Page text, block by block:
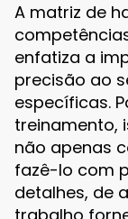
A matriz de
enfatiza a
precisão ao
específicas.
treinamento,
não apenas
fazê-lo com
detalhes, de